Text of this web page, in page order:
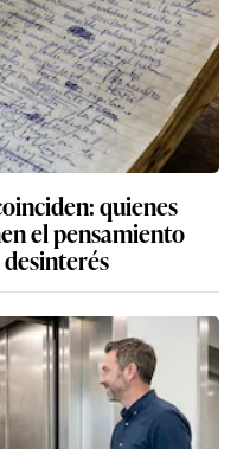
quienes
el pensamiento